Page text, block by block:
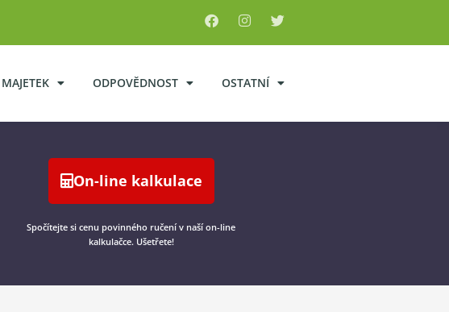
MAJETEK ODPOVĚDNOST OSTATNÍ
On-line kalkulace
Spočítejte si cenu povinného ručení v naší on-line
kalkulačce. Ušetřete!